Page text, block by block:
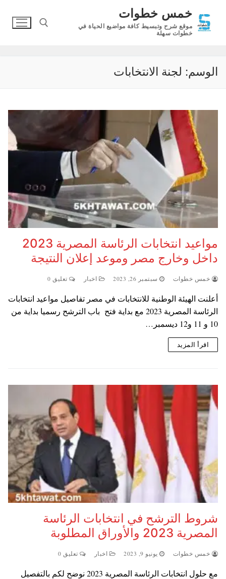
المحتوى
خمس خطوات
موقع شرح وتبسيط كافة مواضيع الحياة في
خطوات سهلة
الوسم: لجنة الانتخابات
مواعيد انتخابات الرئاسة المصرية 2023
داخل وخارج مصر وموعد إعلان النتيجة
خمس خطوات سبتمبر 26, 2023 اخبار تعليق 0
أعلنت الهيئة الوطنية للانتخابات في مصر تفاصيل مواعيد انتخابات
الرئاسة المصرية 2023 مع بداية فتح باب الترشح رسميا بداية من
10 و 11 و12 ديسمبر…
اقرأ المزيد
شروط الترشح في انتخابات الرئاسة
المصرية 2023 والأوراق المطلوبة
خمس خطوات يونيو 9, 2023 اخبار تعليق 0
مع حلول انتخابات الرئاسة المصرية 2023 نوضح لكم بالتفصيل